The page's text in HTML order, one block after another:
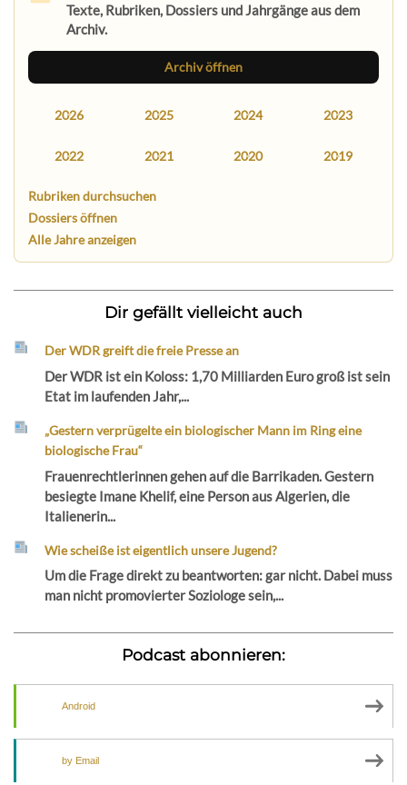
Texte, Rubriken, Dossiers und Jahrgänge aus dem
Archiv.
Archiv öffnen
2026 2025 2024 2023
2022 2021 2020 2019
Rubriken durchsuchen
Dossiers öffnen
Alle Jahre anzeigen
Dir gefällt vielleicht auch
Der WDR greift die freie Presse an
Der WDR ist ein Koloss: 1,70 Milliarden Euro groß ist sein
Etat im laufenden Jahr,...
„Gestern verprügelte ein biologischer Mann im Ring eine
biologische Frau“
Frauenrechtlerinnen gehen auf die Barrikaden. Gestern
besiegte Imane Khelif, eine Person aus Algerien, die
Italienerin...
Wie scheiße ist eigentlich unsere Jugend?
Um die Frage direkt zu beantworten: gar nicht. Dabei muss
man nicht promovierter Soziologe sein,...
Podcast abonnieren:
Android
by Email